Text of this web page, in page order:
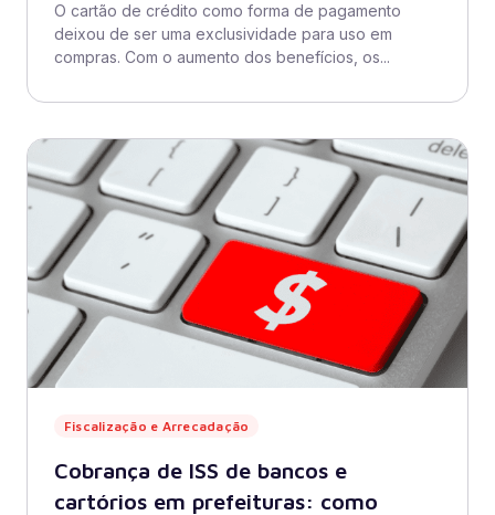
O cartão de crédito como forma de pagamento
deixou de ser uma exclusividade para uso em
compras. Com o aumento dos benefícios, os...
Fiscalização e Arrecadação
Cobrança de ISS de bancos e
cartórios em prefeituras: como